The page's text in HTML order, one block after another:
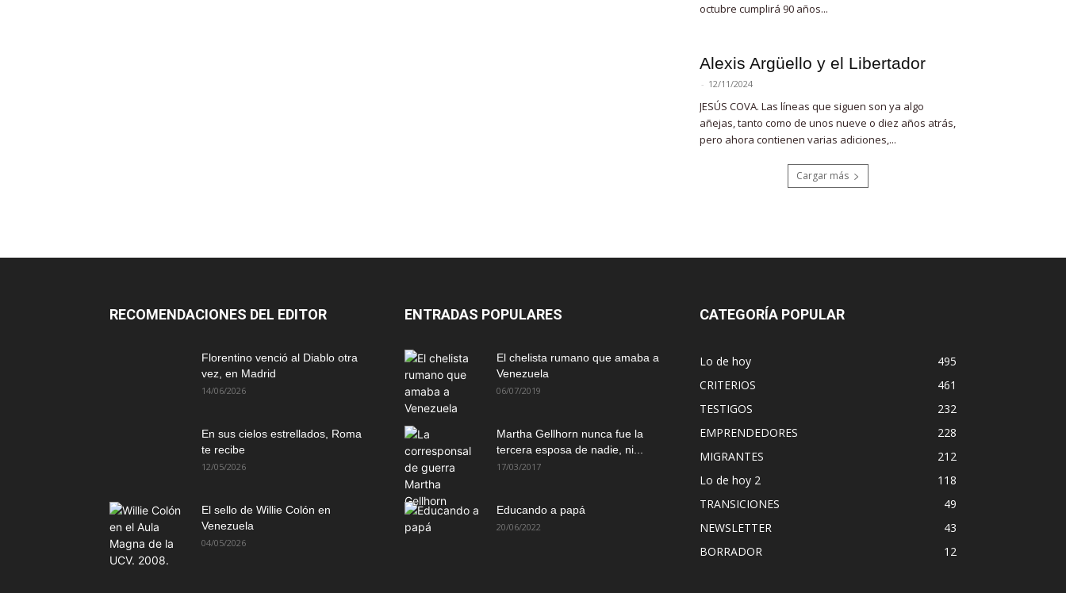
octubre cumplirá 90 años...
Alexis Argüello y el Libertador
- 12/11/2024
JESÚS COVA. Las líneas que siguen son ya algo
añejas, tanto como de unos nueve o diez años atrás,
pero ahora contienen varias adiciones,...
Cargar más
RECOMENDACIONES DEL EDITOR
Florentino venció al Diablo otra
vez, en Madrid
14/06/2026
En sus cielos estrellados, Roma
te recibe
12/05/2026
El sello de Willie Colón en
Venezuela
04/05/2026
ENTRADAS POPULARES
El chelista rumano que amaba a
Venezuela
06/07/2019
Martha Gellhorn nunca fue la
tercera esposa de nadie, ni...
17/03/2017
Educando a papá
20/06/2022
CATEGORÍA POPULAR
Lo de hoy
495
CRITERIOS
461
TESTIGOS
232
EMPRENDEDORES
228
MIGRANTES
212
Lo de hoy 2
118
TRANSICIONES
49
NEWSLETTER
43
BORRADOR
12